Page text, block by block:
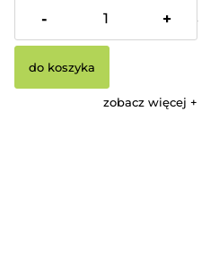
Cena netto: 220,33 zł
- +
do koszyka
zobacz więcej